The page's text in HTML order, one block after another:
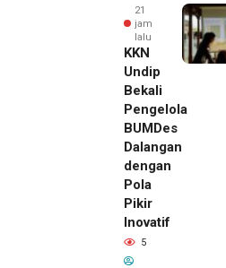
21
jam
lalu
KKN
Undip
Bekali
Pengelola
BUMDes
Dalangan
dengan
Pola
Pikir
Inovatif
5
21 jam lalu
Pemilik